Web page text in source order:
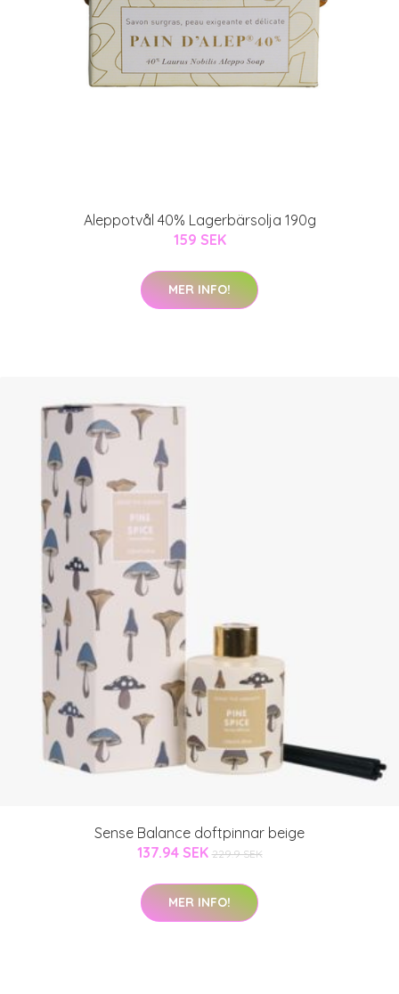
Aleppotvål 40% Lagerbärsolja 190g
159 SEK
MER INFO!
Sense Balance doftpinnar beige
137.94 SEK 229.9 SEK
MER INFO!